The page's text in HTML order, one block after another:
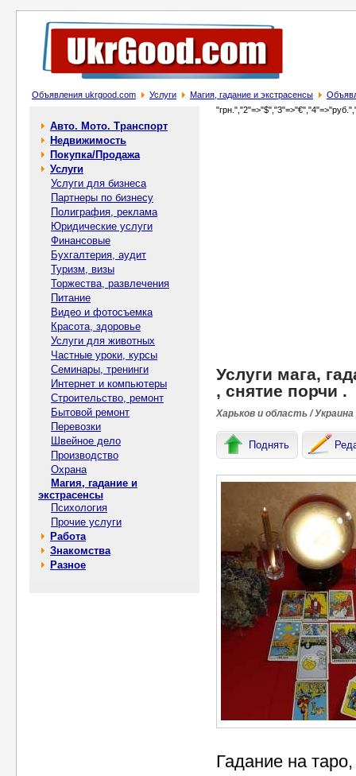
Объявления ukrgood.com Услуги Магия, гадание и экстрасенсы
Авто. Мото. Транспорт
Недвижимость
Покупка/Продажа
Услуги
Услуги для бизнеса
Партнеры по бизнесу
Полиграфия, реклама
Юридические услуги
Финансовые
Бухгалтерия, аудит
Туризм, визы
Торжества, развлечения
Питание
Видео и фотосъемка
Красота, здоровье
Услуги для животных
Частные уроки, курсы
Семинары, тренинги
Интернет и компьютеры
Строительство, ремонт
Бытовой ремонт
Перевозки
Швейное дело
Производство
Охрана
Магия, гадание и
экстрасенсы
Психология
Прочие услуги
Работа
Знакомства
Разное
Услуги мага,
, cнятие пoрчи .
Харьков и область / Украина
Поднять
Гадание на